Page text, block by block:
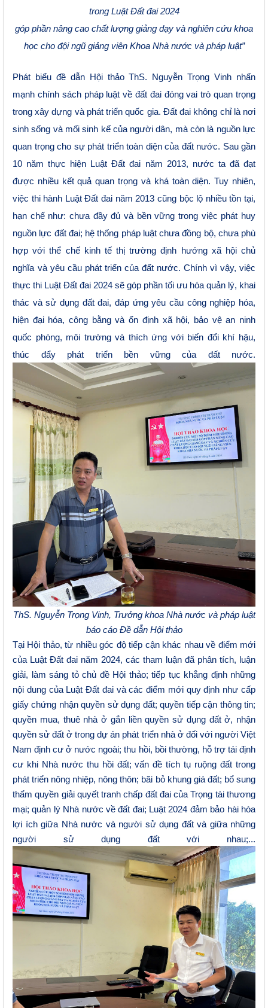
trong Luật Đất đai 2024
góp phần nâng cao chất lượng giảng dạy và nghiên cứu khoa
học cho đội ngũ giảng viên Khoa Nhà nước và pháp luật”
Phát biểu đề dẫn Hội thảo ThS. Nguyễn Trọng Vinh nhấn
mạnh chính sách pháp luật về đất đai đóng vai trò quan trọng
trong xây dựng và phát triển quốc gia. Đất đai không chỉ là nơi
sinh sống và mối sinh kế của người dân, mà còn là nguồn lực
quan trọng cho sự phát triển toàn diện của đất nước. Sau gần
10 năm thực hiện Luật Đất đai năm 2013, nước ta đã đạt
được nhiều kết quả quan trọng và khá toàn diện. Tuy nhiên,
việc thi hành Luật Đất đai năm 2013 cũng bộc lộ nhiều tồn tại,
hạn chế như: chưa đầy đủ và bền vững trong việc phát huy
nguồn lực đất đai; hệ thống pháp luật chưa đồng bộ, chưa phù
hợp với thể chế kinh tế thị trường định hướng xãhội chủ
nghĩa và yêu cầu phát triển của đất nước. Chính vì vậy, việc
thực thi Luật Đất đai 2024 sẽ góp phần tối ưu hóa quản lý, khai
thác và sử dụng đất đai, đáp ứng yêu cầu công nghiệp hóa,
hiện đại hóa, công bằng và ổn định xã hội, bảo vệ an ninh
quốc phòng, môi trường và thích ứng với biến đổi khí hậu,
thúc đẩy phát triển bền vững của đất nước.
ThS. Nguyễn Trọng Vinh, Trưởng khoa Nhà nước và pháp luật
báo cáo Đề dẫn Hội thảo
Tại Hội thảo,từ nhiều góc độ tiếp cận khác nhau về điểm mới
của Luật Đất đai năm 2024, các tham luận đã phân tích, luận
giải, làm sáng tỏ chủ đề Hội thảo; tiếp tục khẳng định những
nội dung của Luật Đất đai và các điểm mới quy định như cấp
giấy chứng nhận quyền sử dụng đất; quyền tiếp cận thông tin;
quyền mua, thuê nhà ở gắn liền quyền sử dụng đất ở, nhận
quyền sử đất ở trong dự án phát triển nhà ở đối với người Việt
Nam định cư ở nước ngoài; thu hồi, bồi thường, hỗ trợ tái định
cư khi Nhà nước thu hồi đất; vấn đề tích tụ ruộng đất trong
phát triển nông nhiệp, nông thôn; bãi bỏ khung giá đất; bổ sung
thẩm quyền giải quyết tranh chấp đất đai của Trọng tài thương
mại; quản lý Nhà nước về đất đai; Luật 2024 đảm bảo hài hòa
lợi ích giữa Nhà nước và người sử dụng đất và giữa những
người sử dụng đất với nhau;...